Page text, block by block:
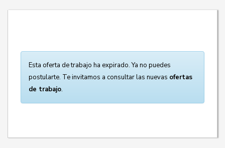
Esta oferta de trabajo ha expirado. Ya no puedes
postularte. Te invitamos a consultar las nuevas ofertas
de trabajo.